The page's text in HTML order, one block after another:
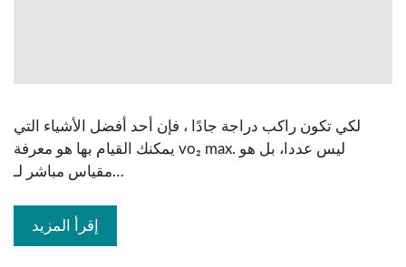
لكي تكون راكب دراجة جادًا ، فإن أحد أفضل الأشياء التي
يمكنك القيام بها هو معرفة vo₂ max. ليس عددا، بل هو
مقياس مباشر لـ…
إقرأ المزيد